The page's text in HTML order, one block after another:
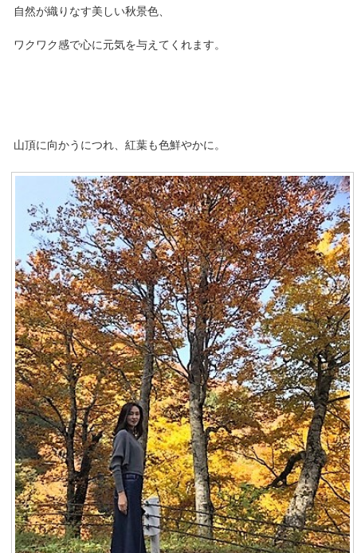
自然が織りなす美しい秋景色、
ワクワク感で心に元気を与えてくれます。
山頂に向かうにつれ、紅葉も色鮮やかに。